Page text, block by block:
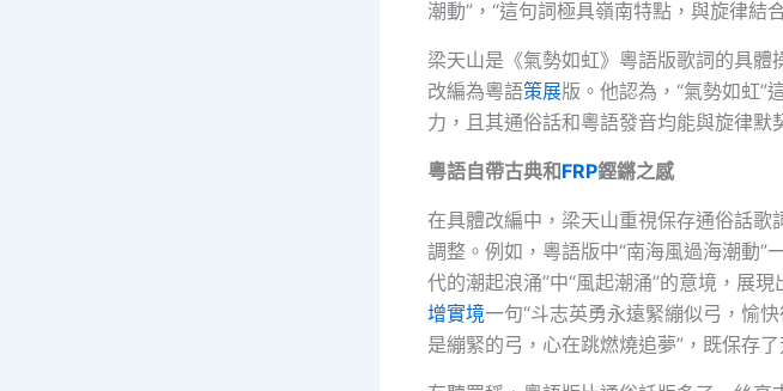
潮動”，“這句詞極具嶺南特點，與旋律結
梁天山是《氣勢如虹》粵語版歌詞的具
改編為粵語策展版。他認為，“氣勢如虹”
力，且其通俗話和粵語發音均能與旋律默
粵語自帶古典和FRP鏗鏘之感
在具體改編中，梁天山重視保存通俗話
調整。例如，粵語版中“南海風過海潮動”
代的潮起浪涌”中“風起潮涌”的意境，展
增實境一句“斗志英勇永遠緊繃似弓，愉
是繃緊的弓，心在跳燃燒追夢”，既保存